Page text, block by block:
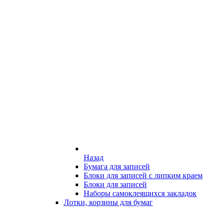
Назад
Бумага для записей
Блоки для записей с липким краем
Блоки для записей
Наборы самоклеящихся закладок
Лотки, корзины для бумаг